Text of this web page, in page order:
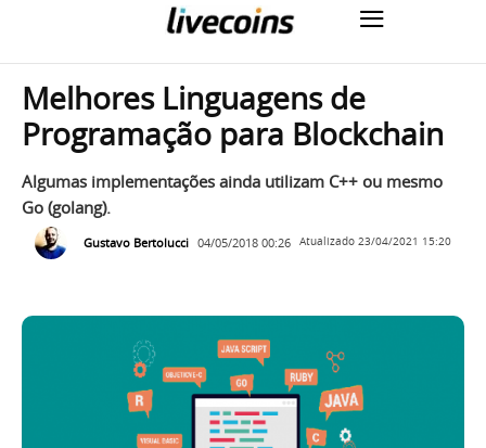
Melhores Linguagens de
Programação para Blockchain
Algumas implementações ainda utilizam C++ ou mesmo
Go (golang).
Gustavo Bertolucci 04/05/2018 00:26 Atualizado 23/04/2021 15:20